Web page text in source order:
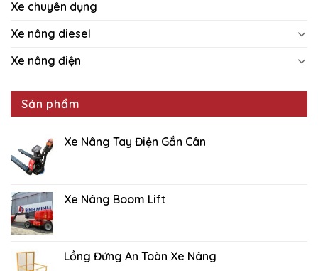
Xe chuyên dụng
Xe nâng diesel
Xe nâng điện
Sản phẩm
Xe Nâng Tay Điện Gắn Cân
Xe Nâng Boom Lift
Lồng Đứng An Toàn Xe Nâng